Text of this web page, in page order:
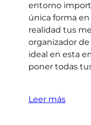
entorno
única forma
realidad tus
organizador
ideal en esta
poner todas
Leer más